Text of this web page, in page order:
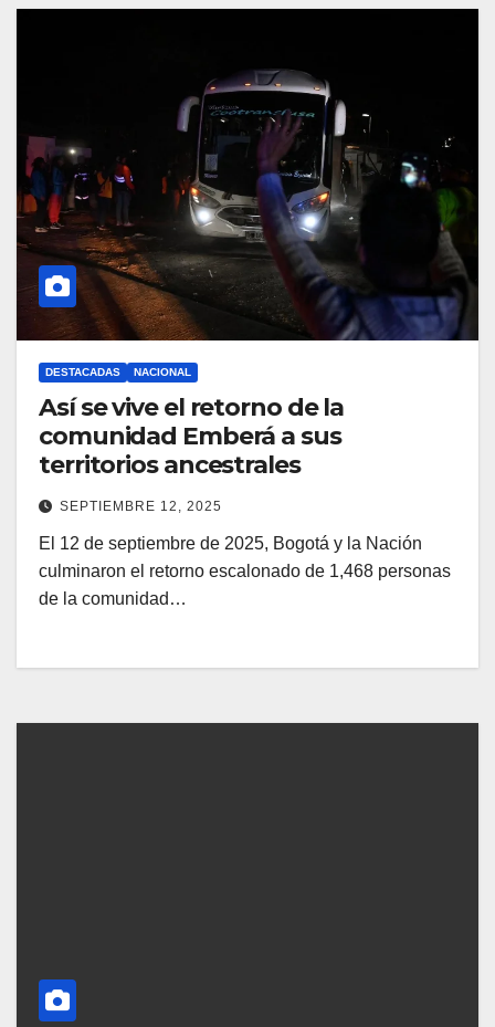
DESTACADAS NACIONAL
Así se vive el retorno de la
comunidad Emberá a sus
territorios ancestrales
SEPTIEMBRE 12, 2025
El 12 de septiembre de 2025, Bogotá y la Nación
culminaron el retorno escalonado de 1,468 personas
de la comunidad…